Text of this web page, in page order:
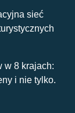
sieć
w 8 krajach:
i nie tylko.